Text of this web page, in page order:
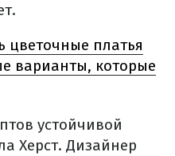
цветочные платья
варианты, которые
устойчивой
Херст. Дизайнер